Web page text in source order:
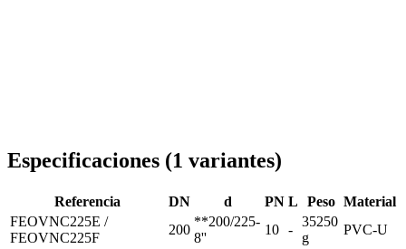
Especificaciones (1 variantes)
Referencia DN d PN L Peso Material
FEOVNC225E /
FEOVNC225F
200
**200/225-
8''
10 -
35250
g
PVC-U